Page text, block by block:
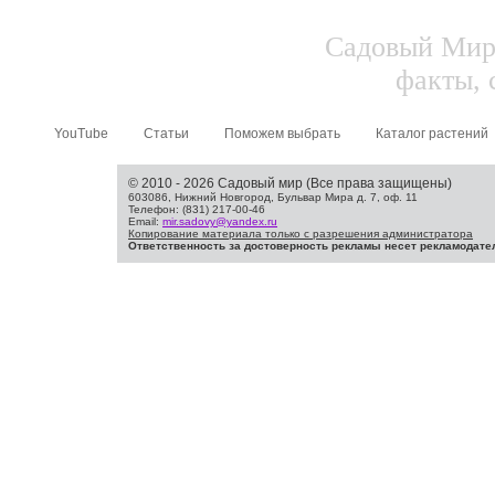
Садовый
факты,
YouTube Статьи Поможем выбрать Каталог растений
© 2010 - 2026 Садовый мир (Все права защищены)
603086, Нижний Новгород, Бульвар Мира д. 7, оф. 11
Телефон: (831) 217-00-46
Email: mir.sadovy@yandex.ru
Копирование материала только с разрешения администратора
Ответственность за достоверность рекламы несет